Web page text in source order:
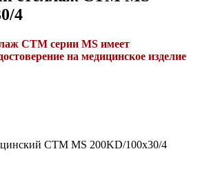
4
СТМ серии MS имеет
на медицинское изделие
СТМ MS 200KD/100x30/4